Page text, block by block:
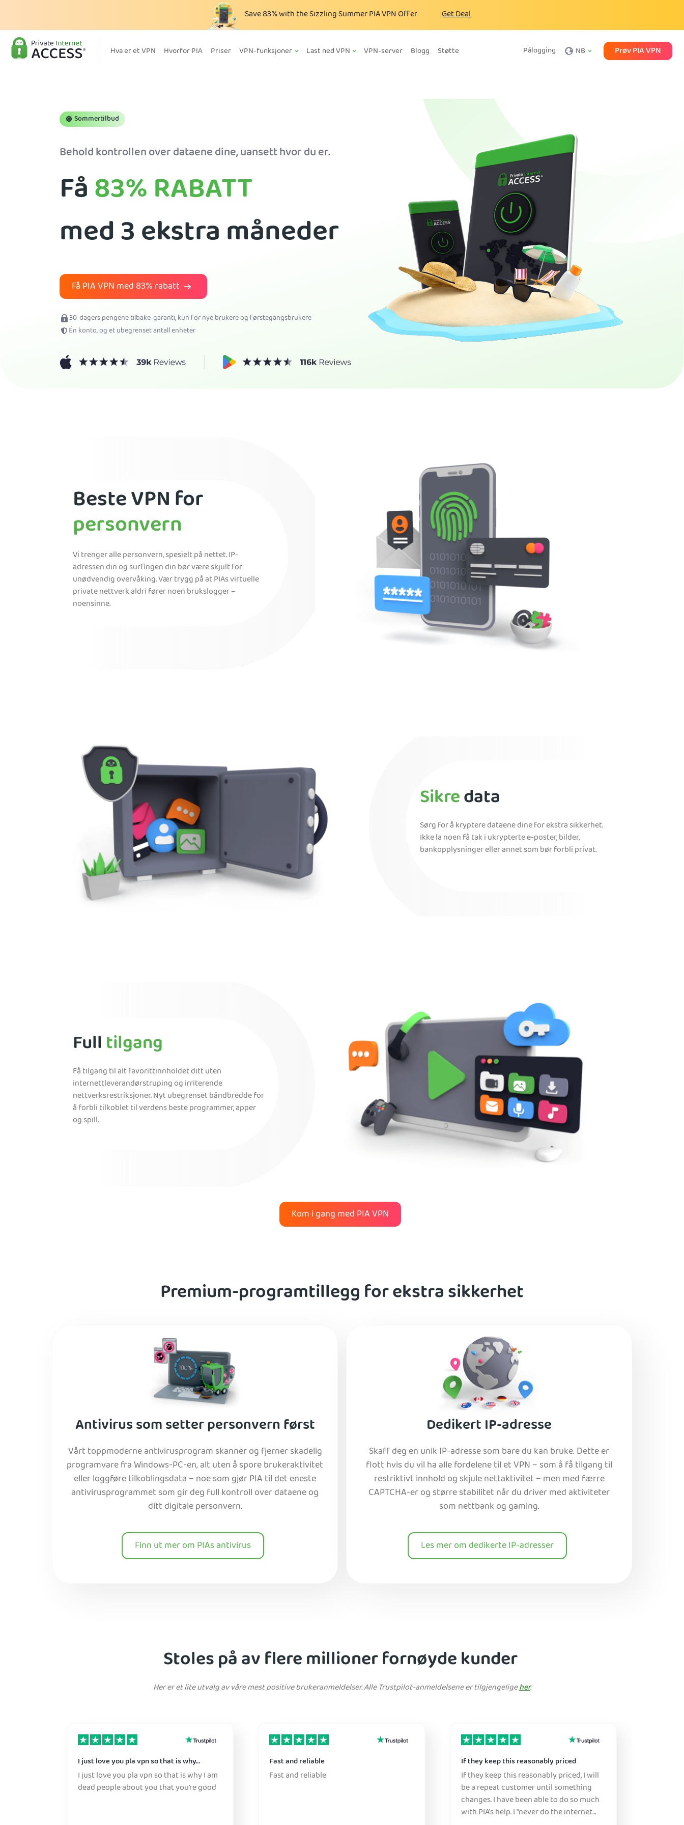
Save83%with the Sizzling Summer PIA VPN Offer Get Deal
Hva er et VPN Hvorfor PIA Priser VPN-funksjoner Last ned VPN VPN-server Blogg Støtte Pålogging NB Prøv PIA VPN
Sommertilbud
Behold kontrollen over dataene dine, uansett hvor du er.
Få83%RABATT
med 3 ekstra måneder
Få PIA VPN med83%rabatt
30-dagers pengene tilbake-garanti, kun for nye brukere og førstegangsbrukere
Én konto, og et ubegrenset antall enheter
Beste VPN for
personvern
Vi trenger alle personvern, spesielt på nettet. IP-
adressen din og surfingen din bør være skjult for
unødvendig overvåking. Vær trygg på at PIAs virtuelle
private nettverk aldri fører noen brukslogger –
noensinne.
Sikredata
Sørg for å kryptere dataene dine for ekstra sikkerhet.
Ikke la noen få tak i ukrypterte e-poster, bilder,
bankopplysninger eller annet som bør forbli privat.
Fulltilgang
Få tilgang til alt favorittinnholdet ditt uten
internettleverandørstruping og irriterende
nettverksrestriksjoner. Nyt ubegrenset båndbredde for
å forbli tilkoblet til verdens beste programmer, apper
og spill.
Kom i gang med PIA VPN
Premium-programtillegg for ekstra sikkerhet
Antivirus som setter personvern først
Vårt toppmoderne antivirusprogram skanner og fjerner skadelig
programvare fra Windows-PC-en, alt uten å spore brukeraktivitet
eller loggføre tilkoblingsdata – noe som gjør PIA til det eneste
antivirusprogrammet som gir deg full kontroll over dataene og
ditt digitale personvern.
Finn ut mer om PIAs antivirus
Dedikert IP-adresse
Skaff deg en unik IP-adresse som bare du kan bruke. Dette er
flott hvis du vil ha alle fordelene til et VPN – som å få tilgang til
restriktivt innhold og skjule nettaktivitet – men med færre
CAPTCHA-er og større stabilitet når du driver med aktiviteter
som nettbank og gaming.
Les mer om dedikerte IP-adresser
Stoles på av flere millioner fornøyde kunder
Her er et lite utvalg av våre mest positive brukeranmeldelser. Alle Trustpilot-anmeldelsene er tilgjengeligeher.
I just love you pla vpn so that is why…
I just love you pla vpn so that is why I am
dead people about you that you’re good
Fast and reliable
Fast and reliable
If they keep this reasonably priced
If they keep this reasonably priced, I will
be a repeat customer until something
changes. I have been able to do so much
with PIA's help. I "never do the internet